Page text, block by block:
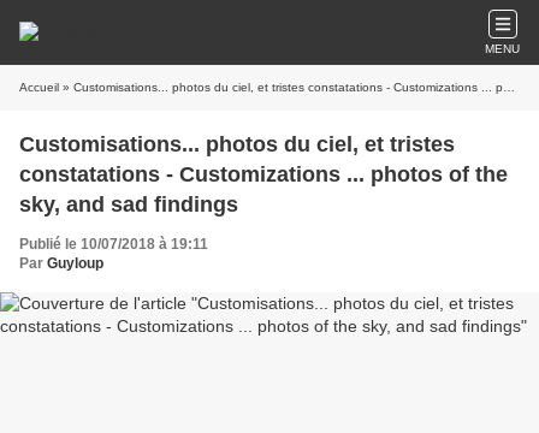
MENU
Accueil » Customisations... photos du ciel, et tristes constatations - Customizations ... photos of the sky, and sad findings
Customisations... photos du ciel, et tristes
constatations - Customizations ... photos of the
sky, and sad findings
Publié le 10/07/2018 à 19:11
Par Guyloup